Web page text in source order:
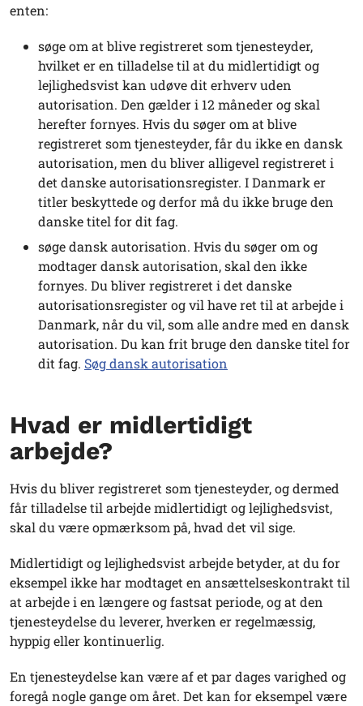
enten:
søge om at blive registreret som tjenesteyder,
hvilket er en tilladelse til at du midlertidigt og
lejlighedsvist kan udøve dit erhverv uden
autorisation. Den gælder i 12 måneder og skal
herefter fornyes. Hvis du søger om at blive
registreret som tjenesteyder, får du ikke en dansk
autorisation, men du bliver alligevel registreret i
det danske autorisationsregister. I Danmark er
titler beskyttede og derfor må du ikke bruge den
danske titel for dit fag.
søge dansk autorisation. Hvis du søger om og
modtager dansk autorisation, skal den ikke
fornyes. Du bliver registreret i det danske
autorisationsregister og vil have ret til at arbejde i
Danmark, når du vil, som alle andre med en dansk
autorisation. Du kan frit bruge den danske titel for
dit fag. Søg dansk autorisation
Hvad er midlertidigt
arbejde?
Hvis du bliver registreret som tjenesteyder, og dermed
får tilladelse til arbejde midlertidigt og lejlighedsvist,
skal du være opmærksom på, hvad det vil sige.
Midlertidigt og lejlighedsvist arbejde betyder, at du for
eksempel ikke har modtaget en ansættelseskontrakt til
at arbejde i en længere og fastsat periode, og at den
tjenesteydelse du leverer, hverken er regelmæssig,
hyppig eller kontinuerlig.
En tjenesteydelse kan være af et par dages varighed og
foregå nogle gange om året. Det kan for eksempel være